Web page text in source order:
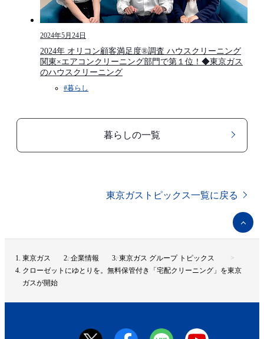
2024年5月24日
2024年 オリコン顧客満足度®調査 ハウスクリーニング
関東×エアコンクリーニング部門で第１位！◆東京ガス
のハウスクリーニング
#暮らし
暮らしの一覧
東京ガストピックス一覧に戻る
ペ
ー
ジ
ッ
東京ガス 企業情報
東京ガス グループ トピックス
クローゼットにゆとりを。無料保管付き「宅配クリーニング」を東京
ガスが開始